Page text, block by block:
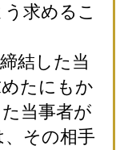
求めるこ
結した当
たにもか
当事者が
その相手